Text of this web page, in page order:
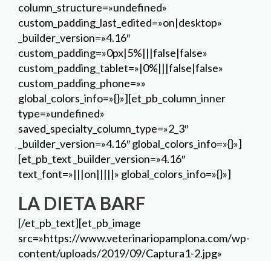
column_structure=»undefined»
custom_padding_last_edited=»on|desktop»
_builder_version=»4.16″
custom_padding=»0px|5%|||false|false»
custom_padding_tablet=»|0%|||false|false»
custom_padding_phone=»»
global_colors_info=»{}»][et_pb_column_inner
type=»undefined»
saved_specialty_column_type=»2_3″
_builder_version=»4.16″ global_colors_info=»{}»]
[et_pb_text _builder_version=»4.16″
text_font=»|||on|||||» global_colors_info=»{}»]
LA DIETA BARF
[/et_pb_text][et_pb_image
src=»https://www.veterinariopamplona.com/wp-
content/uploads/2019/09/Captura1-2.jpg»